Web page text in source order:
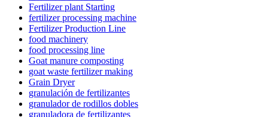
Fertilizer plant Starting
fertilizer processing machine
Fertilizer Production Line
food machinery
food processing line
Goat manure composting
goat waste fertilizer making
Grain Dryer
granulación de fertilizantes
granulador de rodillos dobles
granuladora de fertilizantes